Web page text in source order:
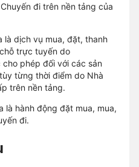
đi trên nền tảng của
là dịch vụ mua, đặt, thanh
trực tuyến do
phép đối với các sản
từng thời điểm do Nhà
trên nền tảng.
là hành động đặt mua, mua,
đi.